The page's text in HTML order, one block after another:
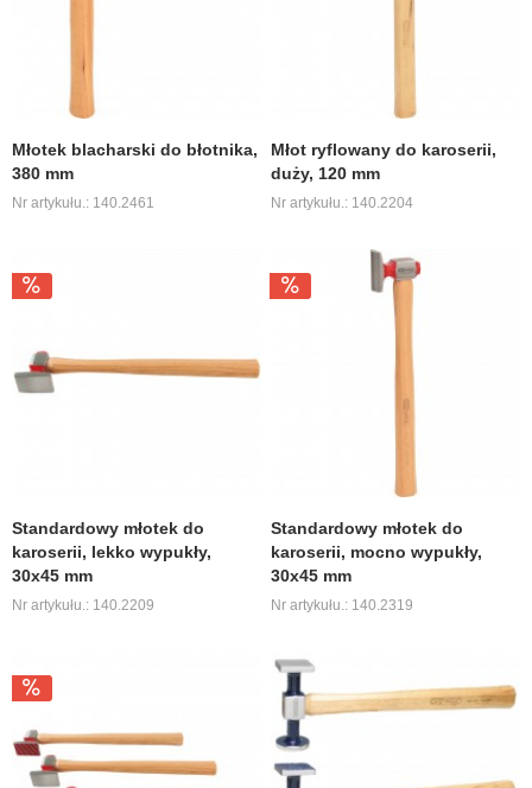
Młotek blacharski do błotnika,
380 mm
Nr artykułu.: 140.2461
Młot ryflowany do karoserii,
duży, 120 mm
Nr artykułu.: 140.2204
Standardowy młotek do
karoserii, lekko wypukły,
30x45 mm
Nr artykułu.: 140.2209
Standardowy młotek do
karoserii, mocno wypukły,
30x45 mm
Nr artykułu.: 140.2319